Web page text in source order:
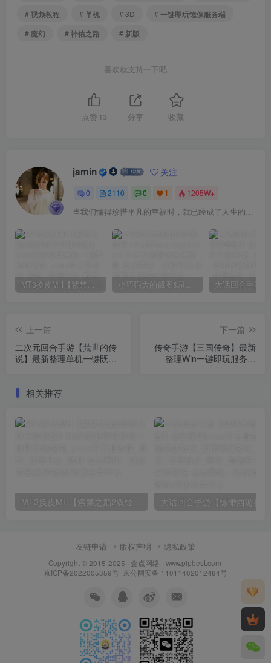
# 视频教程
# 单机 # 3D
# 一键即玩镜像服务端
# 魔幻
# 神佑之路 # 新版
喜欢就支持一下吧
点赞 13 分享 收藏
jamin 关注
0 2110 0 1 1205W+
当我们懂得珍惜平凡的幸福时，就已经成了人生的赢家
MT3换皮MH【紫禁之巅2双经脉尊享挂机版】2025最新整理单机一键即玩镜像端_Linux手工服务端_源码_管理后台_教程 小巧强大的截图&录屏软件 | FastStone Capture v11.2 中文破解绿色便携版
上一篇
二次元回合手游【荒世的传
说】最新整理单机一键既玩
下一篇
传奇手游【三国传奇】最新
整理Win一键即玩服务端
相关推荐
友链申请 版权声明 隐私政策
Copyright © 2015-2025 · 金点网络 - www.pipbest.com
京ICP备2022005359号· 京公网安备 11011402012484号